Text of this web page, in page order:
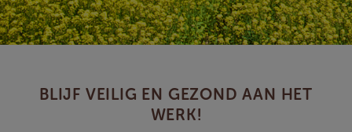
BLIJF VEILIG EN GEZOND AAN HET
WERK!